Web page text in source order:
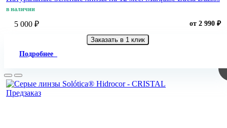
в наличии
5 000 ₽ от 2 990 ₽
Заказать в 1 клик
Подробнее
Предзаказ